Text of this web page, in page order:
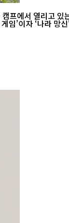
프에서 열리고
’이자 ‘나라